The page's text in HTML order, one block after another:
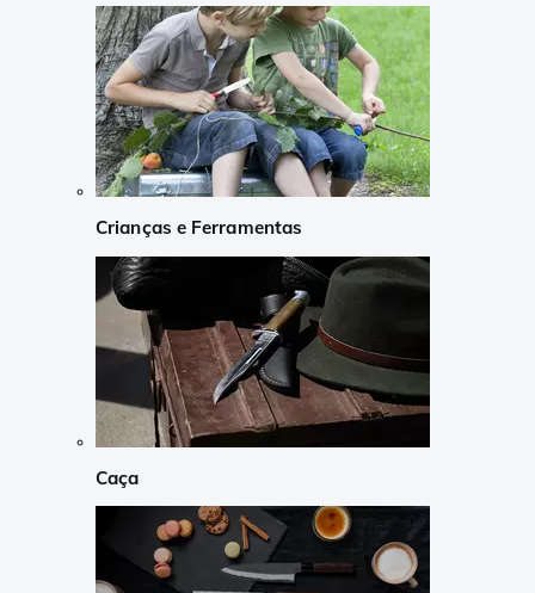
Crianças e Ferramentas
Caça